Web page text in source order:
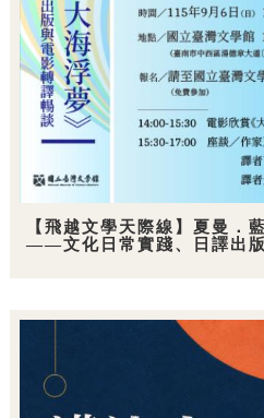
【飛越文學天際線】夏曼．
——文化日常實踐、日譯出